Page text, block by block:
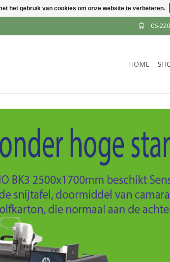
06-
HOME
het gebruik van cookies om onze website te verbeteren.